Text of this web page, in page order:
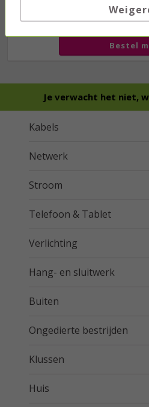
we hebben hetwel
Bestel
Je verwacht het niet,
Kabels
Netwerk
Stroom
Telefoon & Tablet
Verlichting
Hang- en sluitwerk
Buiten
Ongedierte bestrijden
Klussen
Huis